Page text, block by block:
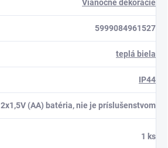
Vianočné dekorácie
5999084961527
teplá biela
IP44
2x1,5V (AA) batéria, nie je príslušenstvom
1 ks